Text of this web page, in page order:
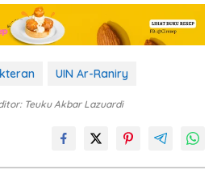
UIN Ar-Raniry
Teuku Akbar Lazuardi